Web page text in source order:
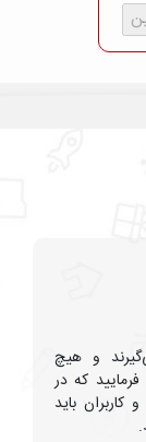
و هیچ
که در
باید